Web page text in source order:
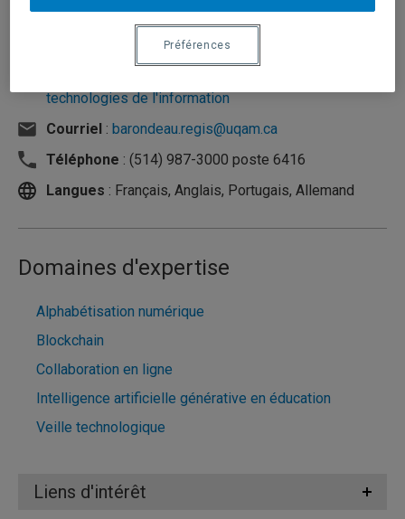
technologies de l'information
Courriel : barondeau.regis@uqam.ca
Téléphone : (514) 987-3000 poste 6416
Langues : Français, Anglais, Portugais, Allemand
Domaines d'expertise
Alphabétisation numérique
Blockchain
Collaboration en ligne
Intelligence artificielle générative en éducation
Veille technologique
Liens d'intérêt
Préférences